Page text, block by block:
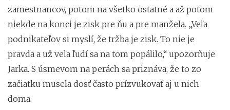
zamestnancov, potom na všetko ostatné a až potom
niekde na konci je zisk pre ňu a pre manžela. „Veľa
podnikateľov si myslí, že tržba je zisk. To nie je
pravda a už veľa ľudí sa na tom popálilo,“ upozorňuje
Jarka. S úsmevom na perách sa priznáva, že to zo
začiatku musela dosť často prízvukovať aj u nich
doma.